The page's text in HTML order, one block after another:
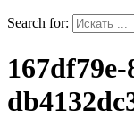
Search for: